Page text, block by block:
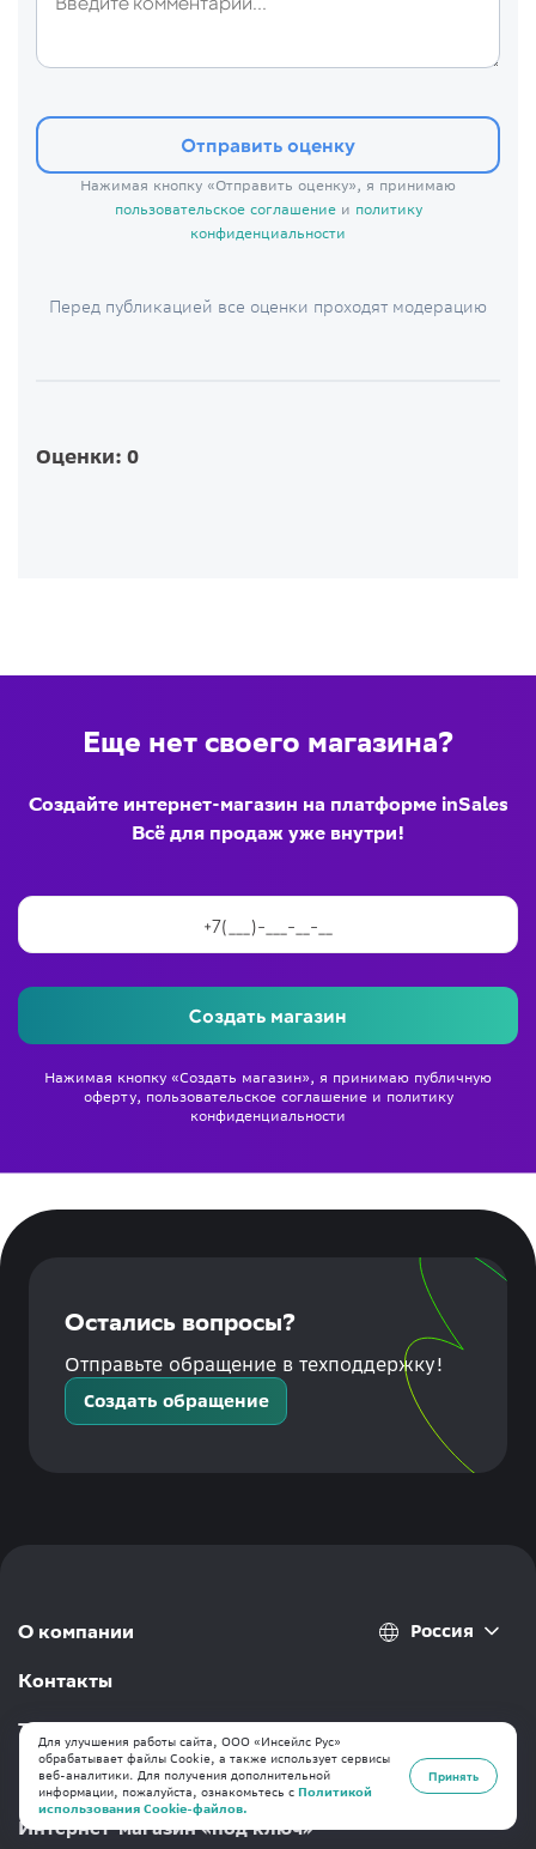
Отправить оценку
Нажимая кнопку «Отправить оценку», я принимаю
пользовательское соглашениеи политику
конфиденциальности
Перед публикацией все оценки проходят модерацию
Оценки: 0
Еще нет своего магазина?
Создайте интернет-магазин на платформе inSales
Всё для продаж уже внутри!
Создать магазин
Нажимая кнопку «Создать магазин», я принимаю публичную
оферту, пользовательское соглашениеи политику
конфиденциальности
Остались вопросы?
Отправьте обращение в техподдержку!
Создать обращение
О компании
Контакты
Тарифы
Переезд на inSales
Интернет-магазин «под ключ»
Россия
Для улучшения работы сайта, ООО «Инсейлс Рус»
обрабатывает файлы Cookie, а также использует сервисы
веб-аналитики. Для получения дополнительной
информации, пожалуйста, ознакомьтесь с Политикой
использования Cookie-файлов.
Принять